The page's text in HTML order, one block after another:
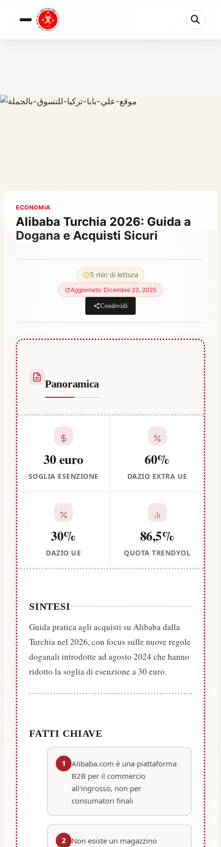
Alibaba Turchia 2026: Guida a Dogana e Acquisti...
5 min rimanenti
ECONOMIA
Alibaba Turchia 2026: Guida a
Dogana e Acquisti Sicuri
5 min di lettura
Aggiornato: Dicembre 23, 2025
Condividi
Panoramica
30 euro
SOGLIA ESENZIONE
60%
DAZIO EXTRA UE
30%
DAZIO UE
86,5%
QUOTA TRENDYOL
SINTESI
Guida pratica agli acquisti su Alibaba dalla
Turchia nel 2026, con focus sulle nuove regole
doganali introdotte ad agosto 2024 che hanno
ridotto la soglia di esenzione a 30 euro.
FATTI CHIAVE
1
Alibaba.com è una piattaforma
B2B per il commercio
all'ingrosso, non per
consumatori finali
2
Non esiste un magazzino